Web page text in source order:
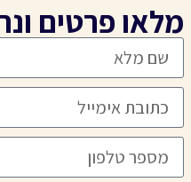
מלאו פרטים